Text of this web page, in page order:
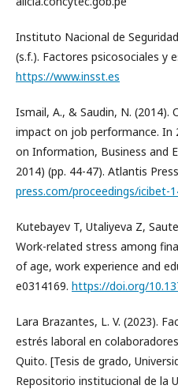
Instituto Nacional de
(s.f.). Factores psicosociales y
https://www.insst.es
Ismail, A., & Saudin, N. (2014).
impact on job performance. In
on Information, Business and
2014) (pp. 44-47). Atlantis
press.com/proceedings/icibet-
Kutebayev T, Utaliyeva Z,
Work-related stress among
of age, work experience and
e0314169. https://doi.org/
Lara Brazantes, L. V. (2023).
estrés laboral en
Quito. [Tesis de grado,
Repositorio institucional de la